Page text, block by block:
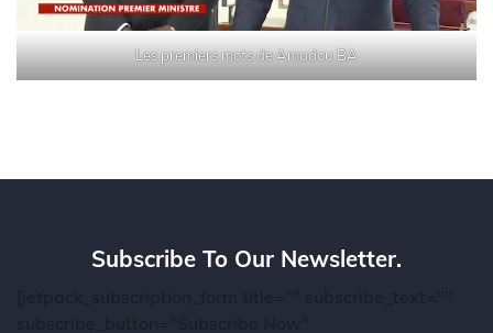
Les premiers mots de Amadou BA
Subscribe To Our Newsletter.
[jetpack_subscription_form title="" subscribe_text=""
subscribe_button="Subscribe Now"